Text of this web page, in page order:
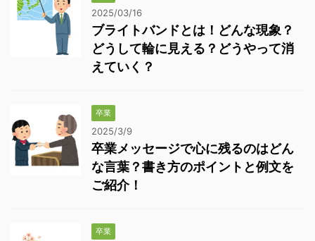
2025/03/16
ブライトバンドとは！どんな現象？
どうして輪に見える？どうやって消
えていく？
卒業
2025/3/9
卒業メッセージで心に残るのはどん
な言葉？書き方のポイントと例文を
ご紹介！
卒業